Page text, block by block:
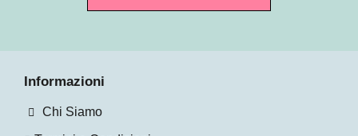
Informazioni
Chi Siamo